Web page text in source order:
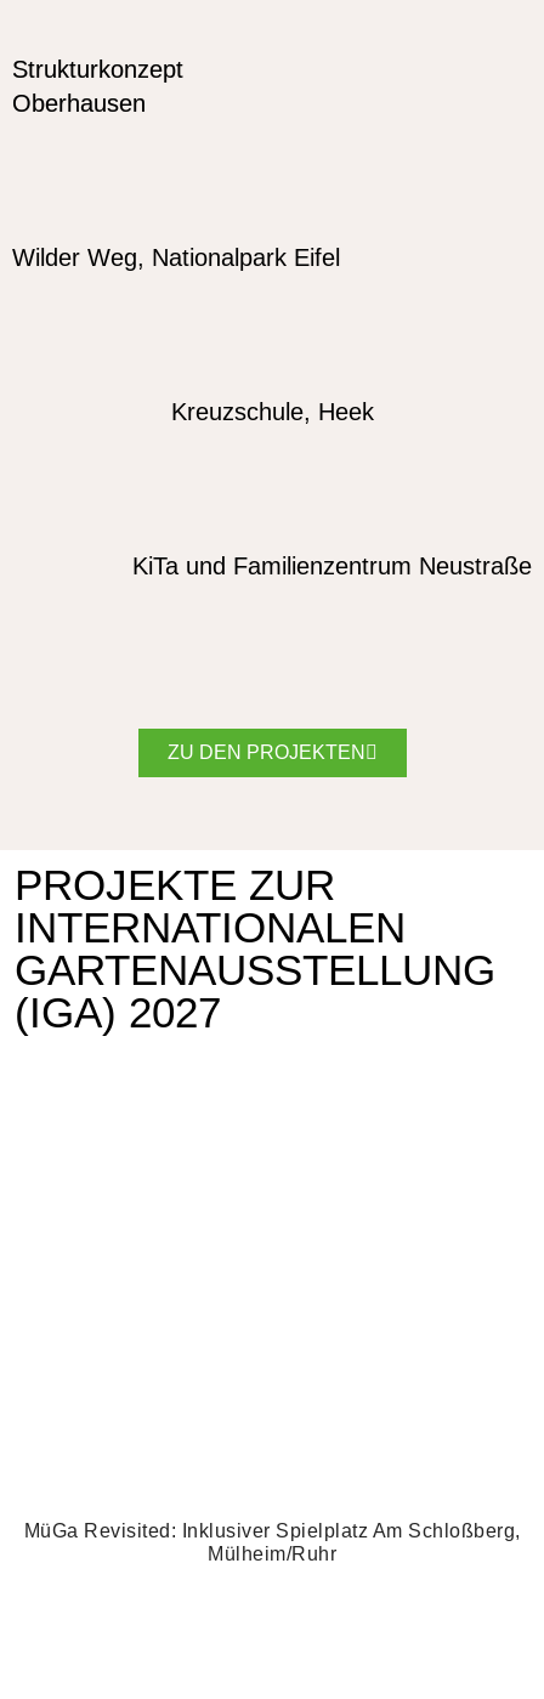
Strukturkonzept
Oberhausen
Wilder Weg, Nationalpark Eifel
Kreuzschule, Heek
KiTa und Familienzentrum Neustraße
ZU DEN PROJEKTEN
PROJEKTE ZUR
INTERNATIONALEN
GARTENAUSSTELLUNG
(IGA) 2027
MüGa Revisited: Inklusiver Spielplatz Am Schloßberg,
Mülheim/Ruhr